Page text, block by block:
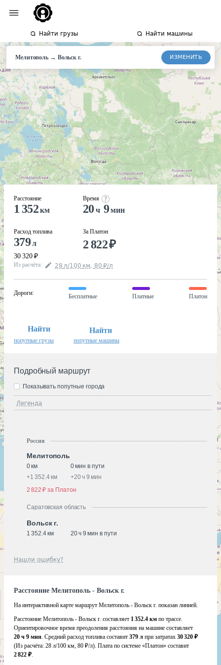
Найти грузы Найти машины
Мелитополь → Вольскг. ИЗМЕНИТЬ
Расстояние
1 352км
Расход топлива
379л
30 320 ₽
Время
20 ч 9мин
За Платон
2 822₽
Из расчёта: 28 л/100 км, 80 ₽/л
Дороги:
Бесплатные Платные Платон
Найти
попутные грузы
Найти
попутные машины
Подробный маршрут
Легенда
Показывать попутные города
Россия
Мелитополь
0 км
0 мин в пути
+1 352.4 км +20 ч 9 мин
2 822 ₽ за Платон
Саратовская область
Вольск г.
1 352.4 км 20 ч 9 мин в пути
Нашли ошибку?
Расстояние Мелитополь - Вольск г.
На интерактивной карте маршрут Мелитополь - Вольск г. показан линией.
Расстояние Мелитополь - Вольск г. составляет 1 352.4 км по трассе.
Ориентировочное время преодоления расстояния на машине составляет
20 ч 9 мин. Средний расход топлива составит 379 л при затратах 30 320 ₽
(Из расчёта: 28 л/100 км, 80 ₽/л). Плата по системе «Платон» составит
2 822 ₽.